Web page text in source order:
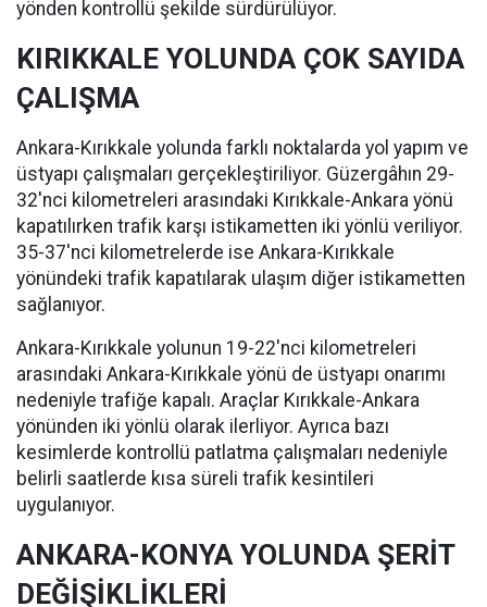
yönden kontrollü şekilde sürdürülüyor.
KIRIKKALE YOLUNDA ÇOK SAYIDA
ÇALIŞMA
Ankara-Kırıkkale yolunda farklı noktalarda yol yapım ve
üstyapı çalışmaları gerçekleştiriliyor. Güzergâhın 29-
32'nci kilometreleri arasındaki Kırıkkale-Ankara yönü
kapatılırken trafik karşı istikametten iki yönlü veriliyor.
35-37'nci kilometrelerde ise Ankara-Kırıkkale
yönündeki trafik kapatılarak ulaşım diğer istikametten
sağlanıyor.
Ankara-Kırıkkale yolunun 19-22'nci kilometreleri
arasındaki Ankara-Kırıkkale yönü de üstyapı onarımı
nedeniyle trafiğe kapalı. Araçlar Kırıkkale-Ankara
yönünden iki yönlü olarak ilerliyor. Ayrıca bazı
kesimlerde kontrollü patlatma çalışmaları nedeniyle
belirli saatlerde kısa süreli trafik kesintileri
uygulanıyor.
ANKARA-KONYA YOLUNDA ŞERİT
DEĞİŞİKLİKLERİ